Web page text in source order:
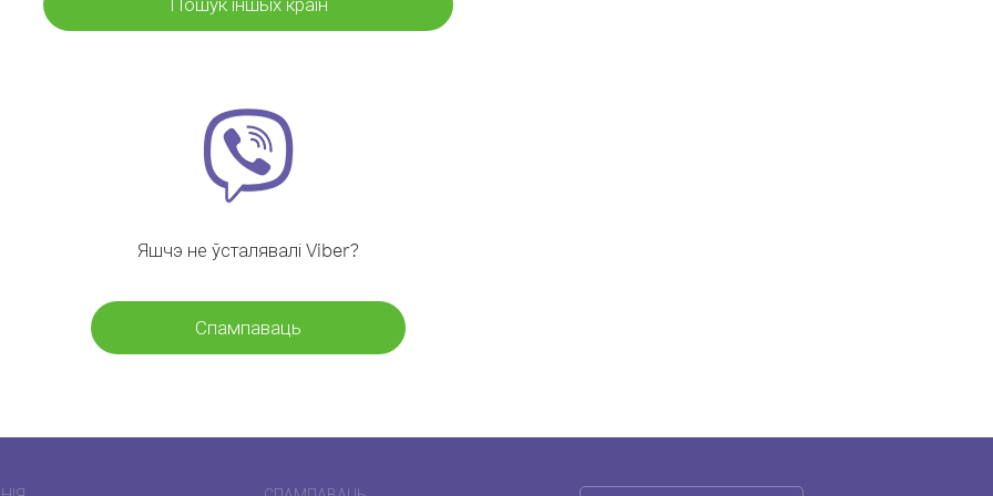
Яшчэ не ўсталявалі Viber?
Спампаваць